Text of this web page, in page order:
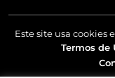
Este site usa cookies
Termos de